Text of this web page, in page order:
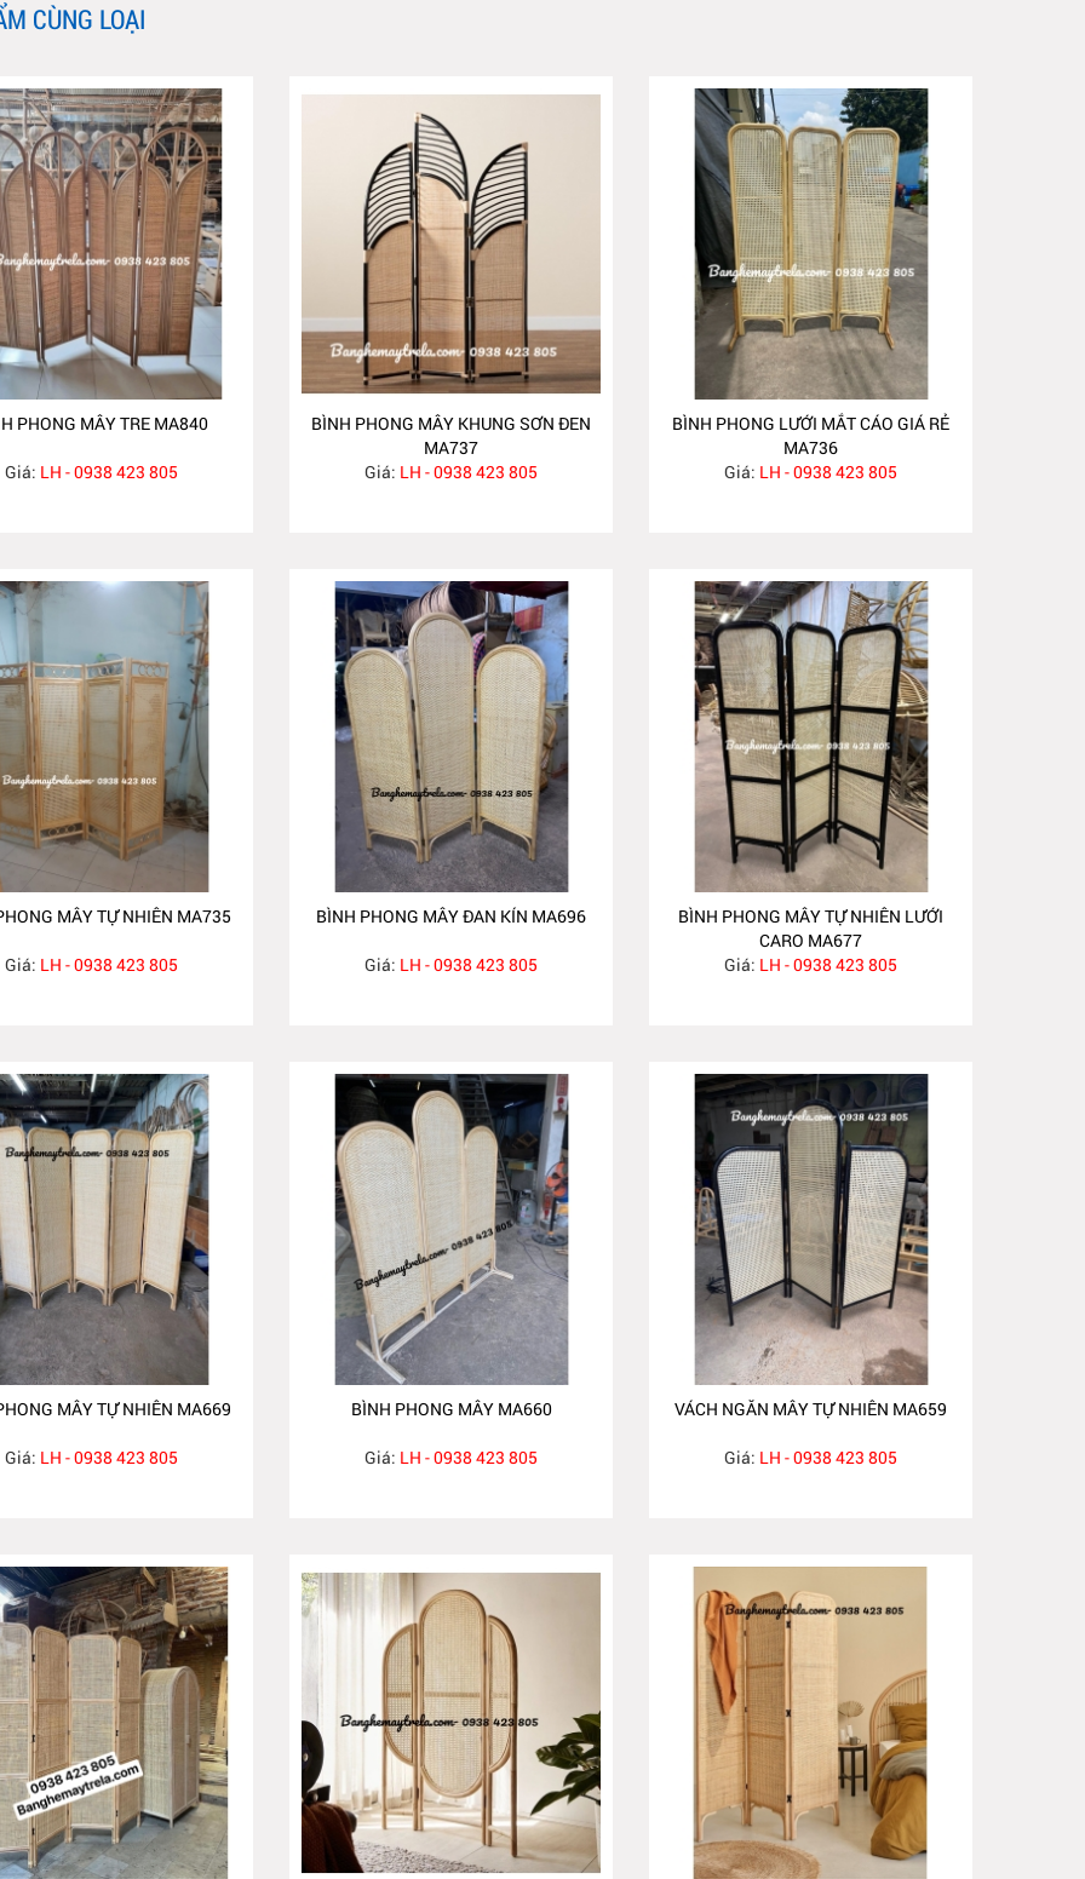
CÙNG LOẠI
PHONG MÂY TRE MA840
Giá: LH - 0938 423 805
BÌNH PHONG MÂY KHUNG SƠN ĐEN
MA737
Giá: LH - 0938 423 805
BÌNH PHONG LƯỚI MẮT CÁO GIÁ RẺ
MA736
Giá: LH - 0938 423 805
MÂY TỰ NHIÊN MA735
Giá: LH - 0938 423 805
BÌNH PHONG MÂY ĐAN KÍN MA696
Giá: LH - 0938 423 805
BÌNH PHONG MÂY TỰ NHIÊN LƯỚI
CARO MA677
Giá: LH - 0938 423 805
MÂY TỰ NHIÊN MA669
Giá: LH - 0938 423 805
BÌNH PHONG MÂY MA660
Giá: LH - 0938 423 805
VÁCH NGĂN MÂY TỰ NHIÊN MA659
Giá: LH - 0938 423 805